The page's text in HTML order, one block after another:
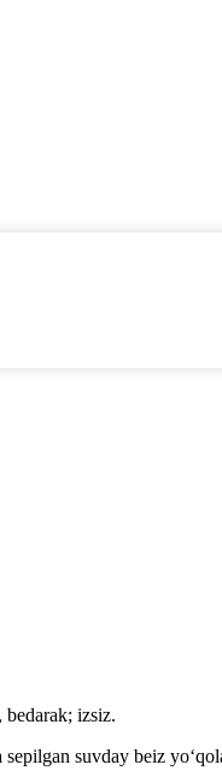
izsiz.
suvday beiz